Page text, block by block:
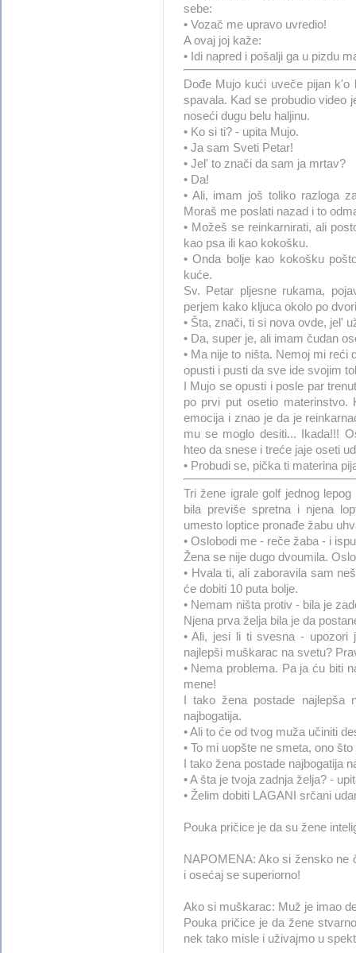
sebe:
• Vozač me upravo uvredio!
A ovaj joj kaže:
• Idi napred i pošalji ga u pizdu
Dođe Mujo kući uveče pijan
spavala. Kad se probudio video
noseći dugu belu haljinu.
• Ko si ti? - upita Mujo.
• Ja sam Sveti Petar!
• Jel' to znači da sam ja mrtav?
• Da!
• Ali, imam još toliko razloga
Moraš me poslati nazad i to
• Možeš se reinkarnirati, ali
kao psa ili kao kokošku.
• Onda bolje kao kokošku
kuće.
Sv. Petar pljesne rukama,
perjem kako kljuca okolo po
• Šta, znači, ti si nova ovde, jel'
• Da, super je, ali imam čudan
• Ma nije to ništa. Nemoj mi reći
opusti i pusti da sve ide svojim
I Mujo se opusti i posle par
po prvi put osetio materinstvo.
emocija i znao je da je
mu se moglo desiti... Ikada!!!
hteo da snese i treće jaje oseti
• Probudi se, pička ti materina
Tri žene igrale golf jednog
bila previše spretna i njena
umesto loptice pronađe žabu
• Oslobodi me - reče žaba - i
Žena se nije dugo dvoumila.
• Hvala ti, ali zaboravila sam
će dobiti 10 puta bolje.
• Nemam ništa protiv - bila je
Njena prva želja bila je da
• Ali, jesi li ti svesna -
najlepši muškarac na svetu?
• Nema problema. Pa ja ću biti
mene!
I tako žena postade najlepša
najbogatija.
• Ali to će od tvog muža učiniti
• To mi uopšte ne smeta, ono
I tako žena postade najbogatija
• A šta je tvoja zadnja želja? -
• Želim dobiti LAGANI srčani
Pouka pričice je da su žene
NAPOMENA: Ako si žensko ne
i osećaj se superiorno!
Ako si muškarac: Muž je imao
Pouka pričice je da žene
nek tako misle i uživajmo u